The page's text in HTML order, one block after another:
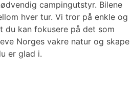
campingutstyr. Bilene
hver tur. Vi tror på enkle og
du kan fokusere på det som
Norges vakre natur og skape
er glad i.